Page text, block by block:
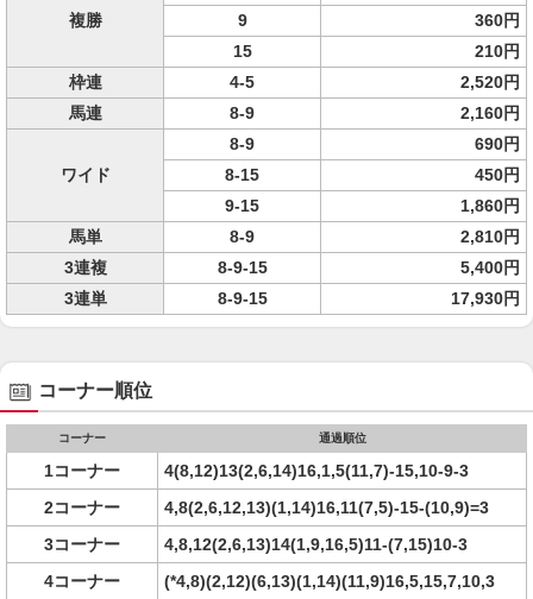
複勝
9
360円
15
210円
枠連
4-5
2,520円
馬連
8-9 2,160円
ワイド
8-9
690円
8-15
450円
9-15
1,860円
馬単
8-9
2,810円
3連複
8-9-15
5,400円
3連単
8-9-15 17,930円
コーナー順位
コーナー 通過順位
1コーナー
4(8,12)13(2,6,14)16,1,5(11,7)-15,10-9-3
2コーナー
4,8(2,6,12,13)(1,14)16,11(7,5)-15-(10,9)=3
3コーナー
4,8,12(2,6,13)14(1,9,16,5)11-(7,15)10-3
4コーナー
(*4,8)(2,12)(6,13)(1,14)(11,9)16,5,15,7,10,3